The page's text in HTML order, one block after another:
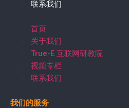
联系我们
首页
关于我们
True-E 互联网研教院
视频专栏
联系我们
我们的服务